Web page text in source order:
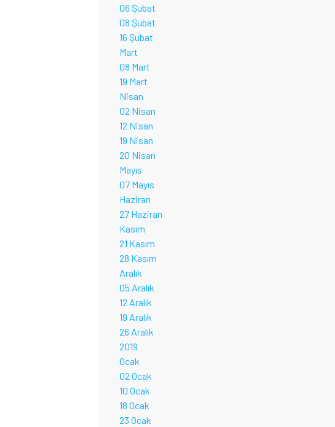
06 Şubat
08 Şubat
16 Şubat
Mart
08 Mart
19 Mart
Nisan
02 Nisan
12 Nisan
19 Nisan
20 Nisan
Mayıs
07 Mayıs
Haziran
27 Haziran
Kasım
21 Kasım
28 Kasım
Aralık
05 Aralık
12 Aralık
19 Aralık
26 Aralık
2019
Ocak
02 Ocak
10 Ocak
18 Ocak
23 Ocak